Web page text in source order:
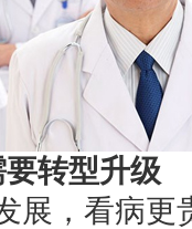
转型升级
展，看病更